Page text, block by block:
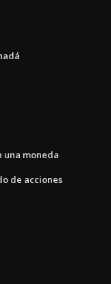
una moneda
de acciones